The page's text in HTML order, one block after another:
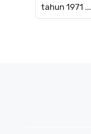
tahun 1971 ...